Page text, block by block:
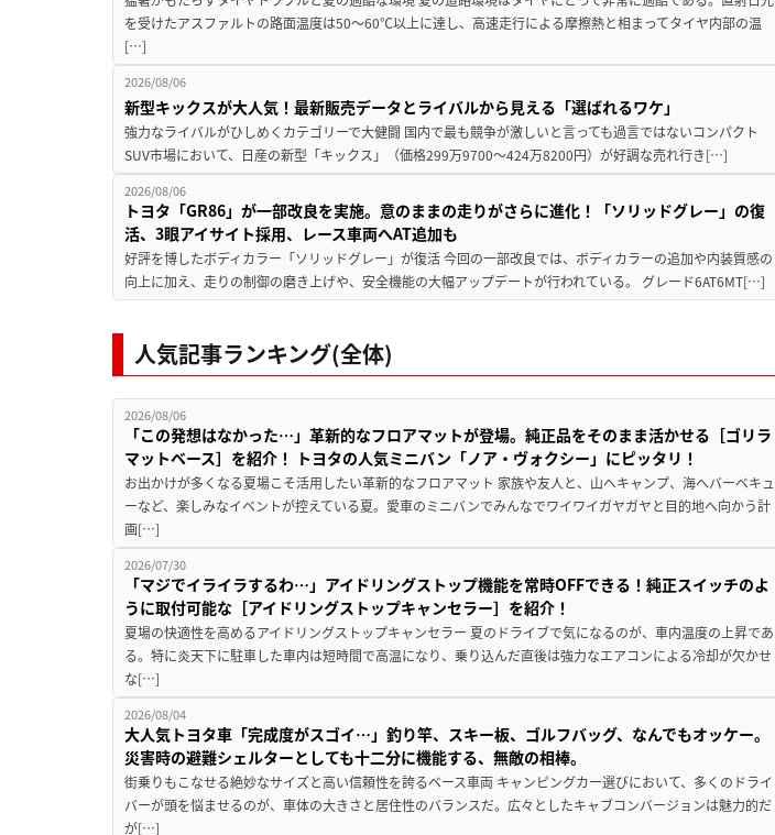
を受けたアスファルトの路面温度は50〜60℃以上に達し、高速走行による摩擦熱と相まってタイヤ内部の温
[…]
2026/08/06
新型キックスが大人気！最新販売データとライバルから見える「選ばれるワケ」
強力なライバルがひしめくカテゴリーで大健闘 国内で最も競争が激しいと言っても過言ではないコンパクト
SUV市場において、日産の新型「キックス」（価格299万9700～424万8200円）が好調な売れ行き[…]
2026/08/06
トヨタ「GR86」が一部改良を実施。意のままの走りがさらに進化！「ソリッドグレー」の復
活、3眼アイサイト採用、レース車両へAT追加も
好評を博したボディカラー「ソリッドグレー」が復活 今回の一部改良では、ボディカラーの追加や内装質感の
向上に加え、走りの制御の磨き上げや、安全機能の大幅アップデートが行われている。 グレード6AT6MT[…]
人気記事ランキング(全体)
2026/08/06
「この発想はなかった…」革新的なフロアマットが登場。純正品をそのまま活かせる［ゴリラ
マットベース］を紹介！ トヨタの人気ミニバン「ノア・ヴォクシー」にピッタリ！
お出かけが多くなる夏場こそ活用したい革新的なフロアマット 家族や友人と、山へキャンプ、海へバーベキュ
ーなど、楽しみなイベントが控えている夏。愛車のミニバンでみんなでワイワイガヤガヤと目的地へ向かう計
画[…]
2026/07/30
「マジでイライラするわ…」アイドリングストップ機能を常時OFFできる！純正スイッチのよ
うに取付可能な［アイドリングストップキャンセラー］を紹介！
夏場の快適性を高めるアイドリングストップキャンセラー 夏のドライブで気になるのが、車内温度の上昇であ
る。特に炎天下に駐車した車内は短時間で高温になり、乗り込んだ直後は強力なエアコンによる冷却が欠かせ
な[…]
2026/08/04
大人気トヨタ車「完成度がスゴイ…」釣り竿、スキー板、ゴルフバッグ、なんでもオッケー。
災害時の避難シェルターとしても十二分に機能する、無敵の相棒。
街乗りもこなせる絶妙なサイズと高い信頼性を誇るベース車両 キャンピングカー選びにおいて、多くのドライ
バーが頭を悩ませるのが、車体の大きさと居住性のバランスだ。広々としたキャブコンバージョンは魅力的だ
が[…]